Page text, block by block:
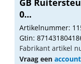
GB
0...
Artikelnummer:
Gtin:
Fabrikant artikel
Vraag een account